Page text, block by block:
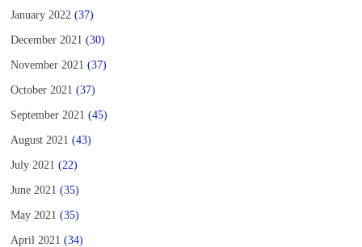
January 2022 (37)
December 2021 (30)
November 2021 (37)
October 2021 (37)
September 2021 (45)
August 2021 (43)
July 2021 (22)
June 2021 (35)
May 2021 (35)
April 2021 (34)